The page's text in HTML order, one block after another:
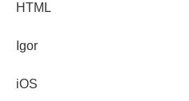
HTML
Igor
iOS